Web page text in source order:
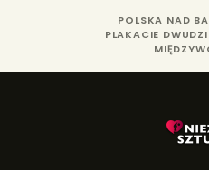
POLSKA NAD
PLAKACIE